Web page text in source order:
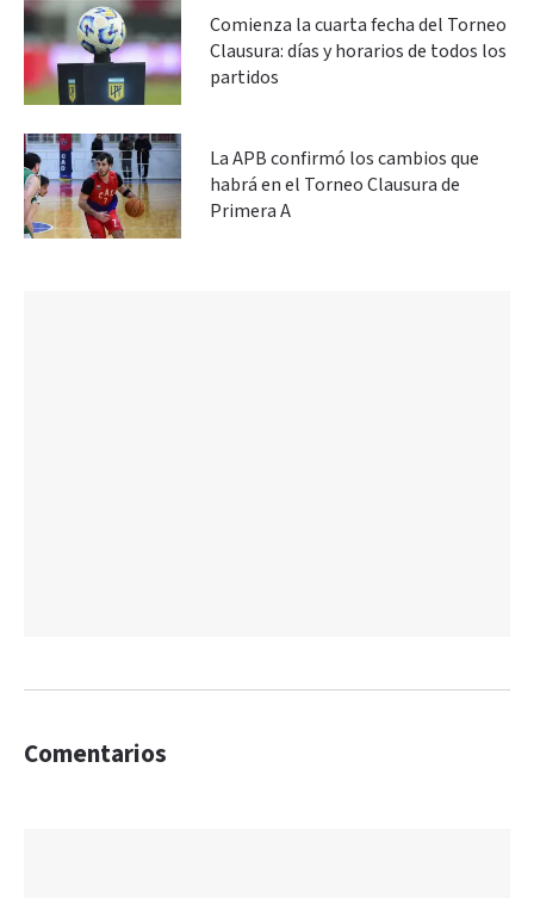
Comienza la cuarta fecha del Torneo
Clausura: días y horarios de todos los
partidos
La APB confirmó los cambios que
habrá en el Torneo Clausura de
Primera A
Comentarios